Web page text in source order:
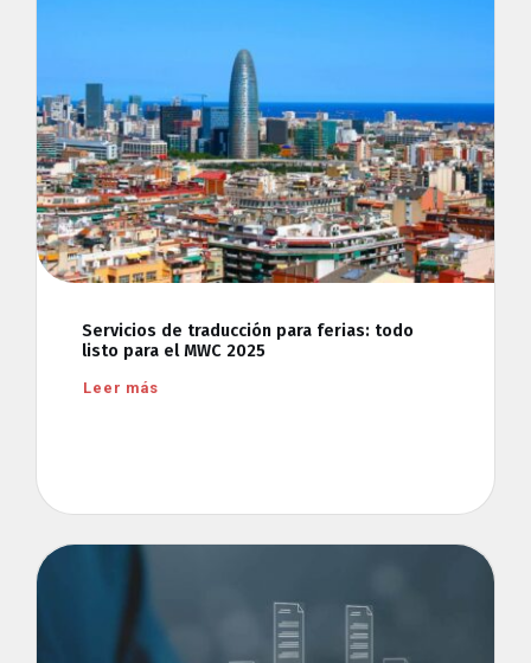
Servicios de traducción para ferias: todo
listo para el MWC 2025
Leer más